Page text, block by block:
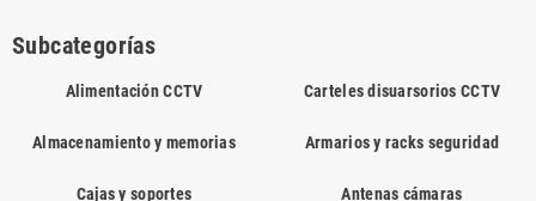
Subcategorías
Alimentación CCTV Carteles disuarsorios CCTV
Almacenamiento y memorias Armarios y racks seguridad
Cajas y soportes Antenas cámaras